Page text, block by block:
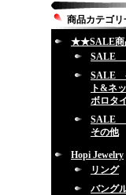
商品カテゴリ
★★SALE
SALE
SALE
ト&ネ
ボロタ
SALE
その他
Hopi Jewelry
リング
バング